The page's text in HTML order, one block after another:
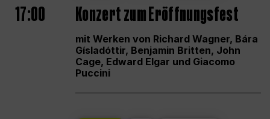
17:00 Konzert zum Eröffnungsfest
mit Werken von Richard Wagner, Bára
Gísladóttir, Benjamin Britten, John
Cage, Edward Elgar und Giacomo
Puccini